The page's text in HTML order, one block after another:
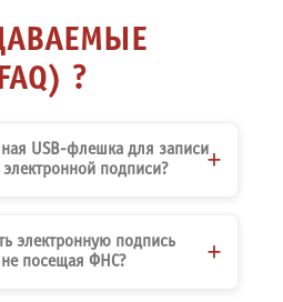
USB-флешка для записи
подписи?
электронную подпись
не посещая ФНС?